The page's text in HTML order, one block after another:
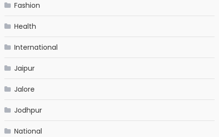
Fashion
Health
International
Jaipur
Jalore
Jodhpur
National